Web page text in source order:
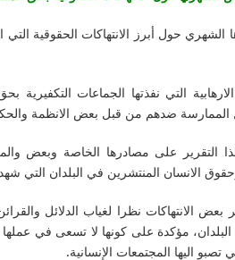
حول أبرز الانتهاكات الحقوقية
التي نفذتها الجماعات التكفيرية
الممارسة ضدهم من قبل بعض الانظمة
على مصادرها الخاصة وبعض
الانسان المنتشرين في البلدان التي
الانتهاكات نظرا لغياب الدلائل
مؤكدة على كونها لا تسعى في
اليها المجتمعات الإنسانية.